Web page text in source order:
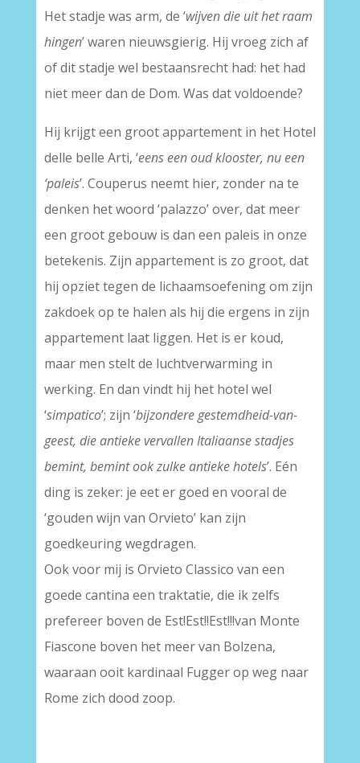
Het stadje was arm, de ‘wijven die uit het raam
hingen’ waren nieuwsgierig. Hij vroeg zich af
of dit stadje wel bestaansrecht had: het had
niet meer dan de Dom. Was dat voldoende?
Hij krijgt een groot appartement in het Hotel
delle belle Arti, ‘eens een oud klooster, nu een
‘paleis’. Couperus neemt hier, zonder na te
denken het woord ‘palazzo’ over, dat meer
een groot gebouw is dan een paleis in onze
betekenis. Zijn appartement is zo groot, dat
hij opziet tegen de lichaamsoefening om zijn
zakdoek op te halen als hij die ergens in zijn
appartement laat liggen. Het is er koud,
maar men stelt de luchtverwarming in
werking. En dan vindt hij het hotel wel
‘simpatico’; zijn ‘bijzondere gestemdheid-van-
geest, die antieke vervallen Italiaanse stadjes
bemint, bemint ook zulke antieke hotels’. Eén
ding is zeker: je eet er goed en vooral de
‘gouden wijn van Orvieto’ kan zijn
goedkeuring wegdragen.
Ook voor mij is Orvieto Classico van een
goede cantina een traktatie, die ik zelfs
prefereer boven de Est!Est!!Est!!!van Monte
Fiascone boven het meer van Bolzena,
waaraan ooit kardinaal Fugger op weg naar
Rome zich dood zoop.